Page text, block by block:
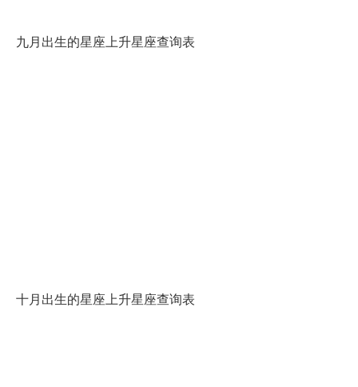
九月出生的星座上升星座查询表
十月出生的星座上升星座查询表